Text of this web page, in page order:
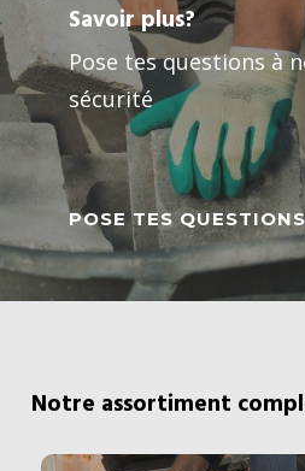
Savoir plus?
Pose tes questions à
sécurité
POSE TES
Notre assortiment